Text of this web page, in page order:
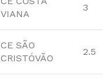
VIANA
3
CE SÃO
CRISTÓVÃO
2.5